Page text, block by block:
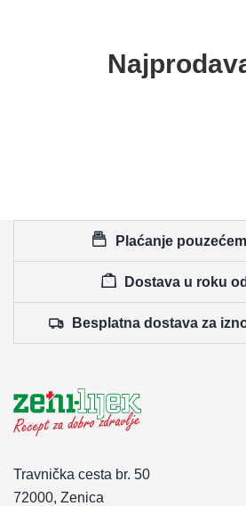
Plaćanje
Dostava u roku
Besplatna dostava za
Travnička cesta br. 50
72000, Zenica